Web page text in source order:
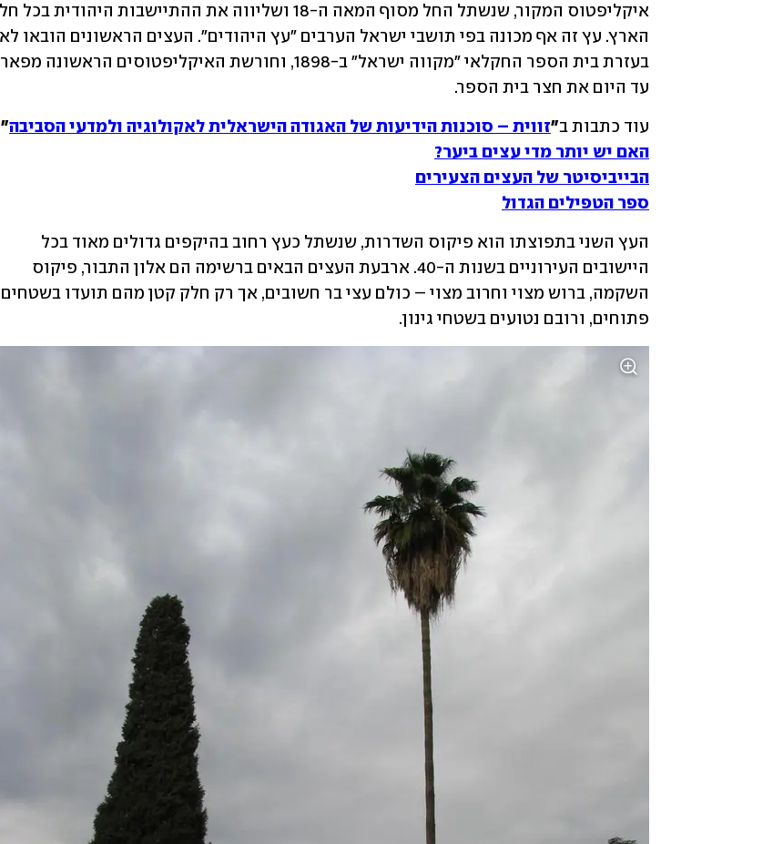
עד היום את חצר בית הספר.
עוד כתבות ב"זווית – סוכנות הידיעות של האגודה הישראלית לאקולוגיה ולמדעי הסביבה"
האם יש יותר מדי עצים ביער?
הבייביסיטר של העצים הצעירים
ספר הטפילים הגדול
פתוחים, ורובם נטועים בשטחי גינון.